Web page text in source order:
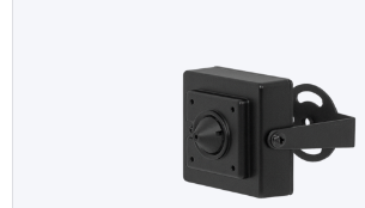
レコーダー
アクセサリ
調査機器